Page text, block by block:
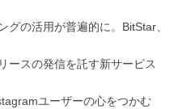
グの活用が普遍的に。BitStar、
ースの発信を託す新サービス
ユーザーの心をつかむ